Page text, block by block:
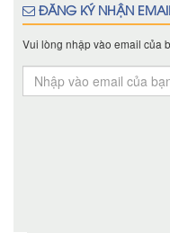
ĐĂNG KÝ NHẬN
Vui lòng nhập vào email của